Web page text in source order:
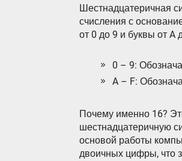
Шестнадцатеричная
счисления с
от 0 до 9 и буквы от A
0 – 9:
A – F:
Почему именно 16?
шестнадцатеричную
основой работы
двоичных цифры, что